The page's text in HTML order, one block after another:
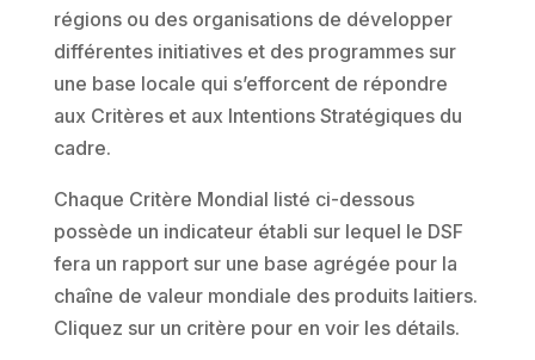
régions ou des organisations de développer
différentes initiatives et des programmes sur
une base locale qui s’efforcent de répondre
aux Critères et aux Intentions Stratégiques du
cadre.
Chaque Critère Mondial listé ci-dessous
possède un indicateur établi sur lequel le DSF
fera un rapport sur une base agrégée pour la
chaîne de valeur mondiale des produits laitiers.
Cliquez sur un critère pour en voir les détails.